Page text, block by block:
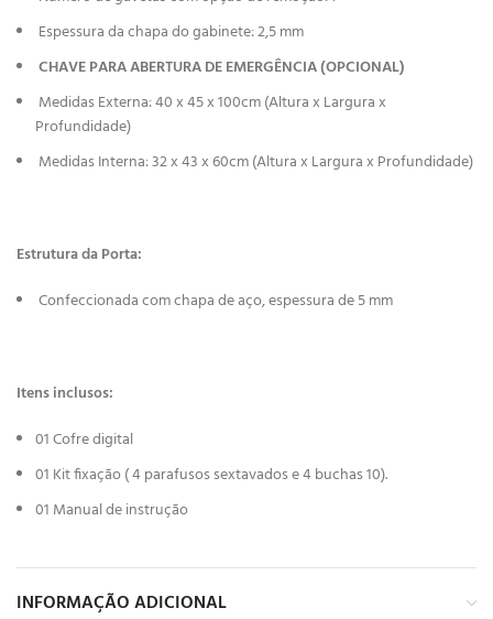
Espessura da chapa do gabinete: 2,5 mm
CHAVE PARA ABERTURA DE EMERGÊNCIA (OPCIONAL)
Medidas Externa: 40 x 45 x 100cm (Altura x Largura x
Profundidade)
Medidas Interna: 32 x 43 x 60cm (Altura x Largura x Profundidade)
Estrutura da Porta:
Confeccionada com chapa de aço, espessura de 5 mm
Itens inclusos:
01 Cofre digital
01 Kit fixação ( 4 parafusos sextavados e 4 buchas 10).
01 Manual de instrução
INFORMAÇÃO ADICIONAL